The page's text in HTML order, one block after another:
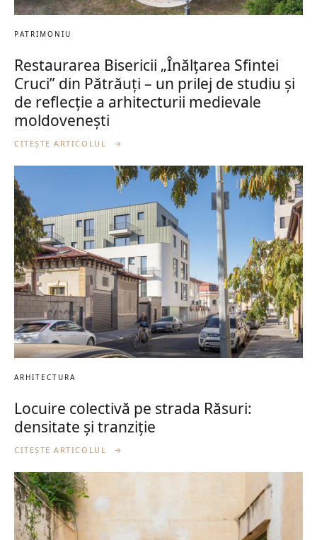
PATRIMONIU
Restaurarea Bisericii „Înălțarea Sfintei
Cruci” din Pătrăuți – un prilej de studiu și
de reflecție a arhitecturii medievale
moldovenești
CITEȘTE ARTICOLUL →
ARHITECTURA
Locuire colectivă pe strada Răsuri:
densitate și tranziție
CITEȘTE ARTICOLUL →